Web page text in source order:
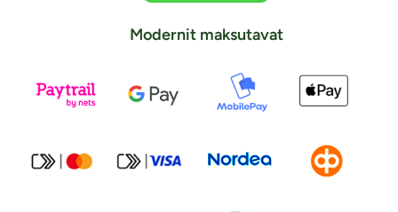
Modernit maksutavat